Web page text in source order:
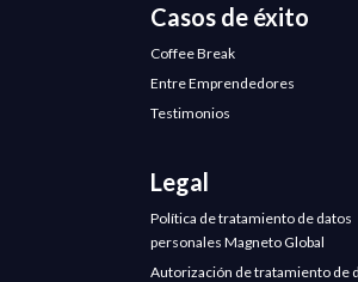
Casos de éxito
Coffee Break
Entre Emprendedores
Testimonios
Legal
Política de tratamiento de datos
personales Magneto Global
Autorización de tratamiento de